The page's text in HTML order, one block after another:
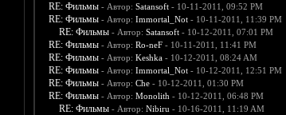
RE: Фильмы - Автор: Satansoft- 10-11-2011, 09:52 PM
RE: Фильмы - Автор: Immortal_Not- 10-11-2011, 11:39 PM
RE: Фильмы - Автор: Satansoft- 10-12-2011, 07:01 PM
RE: Фильмы - Автор: Ro-neF- 10-11-2011, 11:41 PM
RE: Фильмы - Автор: Keshka- 10-12-2011, 08:24 AM
RE: Фильмы - Автор: Immortal_Not- 10-12-2011, 12:51 PM
RE: Фильмы - Автор: Che- 10-12-2011, 01:30 PM
RE: Фильмы - Автор: Monolith - 10-12-2011, 06:48 PM
RE: Фильмы - Автор: Nibiru - 10-16-2011, 11:19 AM